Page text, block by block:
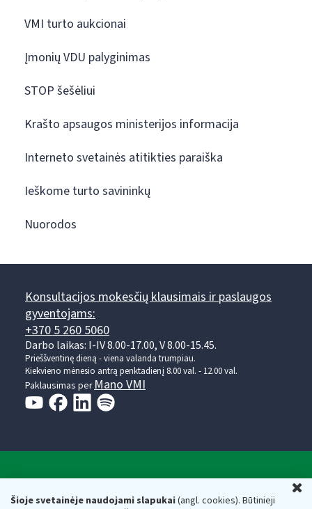
Šioje svetainėje naudojami slapukai(angl. cookies). Būtinieji
VMI turto aukcionai
Įmonių VDU palyginimas
STOP šešėliui
Krašto apsaugos ministerijos informacija
Interneto svetainės atitikties paraiška
Ieškome turto savininkų
Nuorodos
Konsultacijos mokesčių klausimais ir paslaugos
gyventojams:
+370 5 260 5060
Darbo laikas: I-IV 8.00-17.00, V 8.00-15.45.
Prieššventinę dieną - viena valanda trumpiau.
Kiekvieno mėnesio antrą penktadienį 8.00 val. - 12.00 val.
Paklausimas per Mano VMI
Respublikos finansų ministerijos